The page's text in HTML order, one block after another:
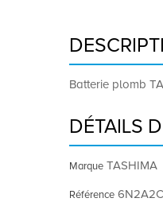
Batterie plomb
DÉTAILS
Marque TASHIMA
Référence